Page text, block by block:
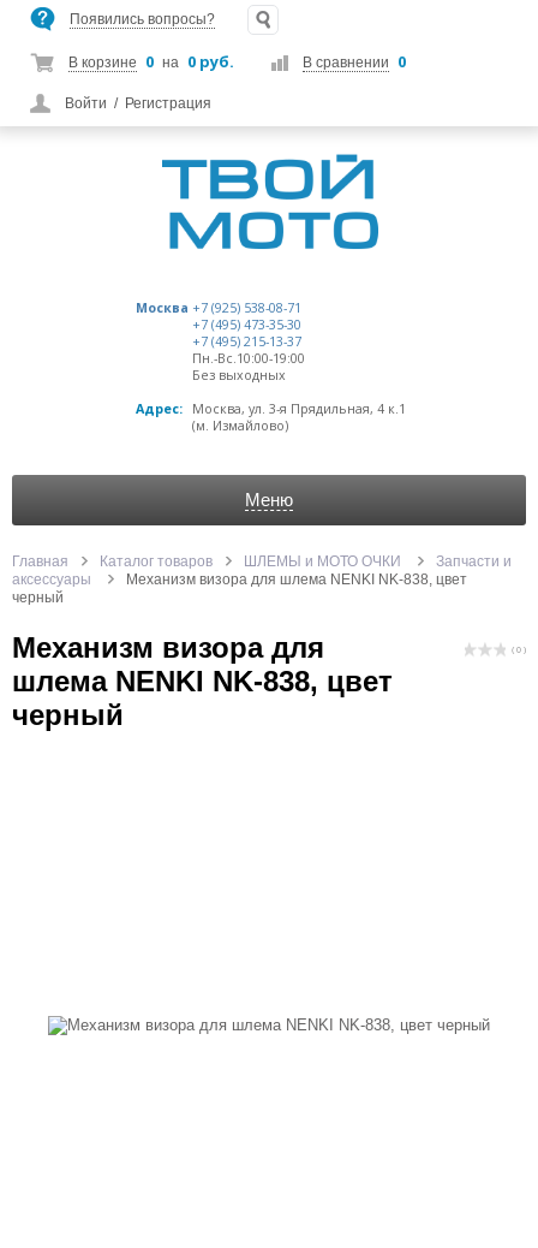
Появились вопросы?
В корзине 0 на 0 руб. В сравнении 0
Войти / Регистрация
Москва +7 (925) 538-08-71
+7 (495) 473-35-30
+7 (495) 215-13-37
Пн.-Вс.10:00-19:00
Без выходных
Адрес:
Москва, ул. 3-я Прядильная, 4 к.1
(м. Измайлово)
Меню
Главная Каталог товаров ШЛЕМЫ и МОТО ОЧКИ
Запчасти и
аксессуары
Механизм визора для шлема NENKI NK-838, цвет
черный
Механизм визора для
шлема NENKI NK-838, цвет
черный
( 0 )